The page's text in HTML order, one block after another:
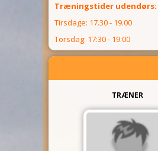
Træningstider udendørs:
Tirsdage: 17.30 - 19.00
Torsdag: 17:30 - 19:00
TRÆNER